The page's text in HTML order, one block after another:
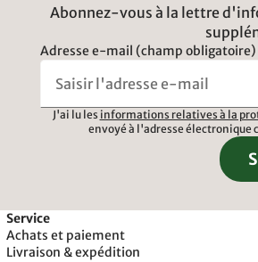
Abonnez-vous à la lettre
Adresse e-mail (champ obligatoire)
J'ai lu les informations relatives à la
envoyé à l'adresse électronique
Service
Achats et paiement
Livraison & expédition